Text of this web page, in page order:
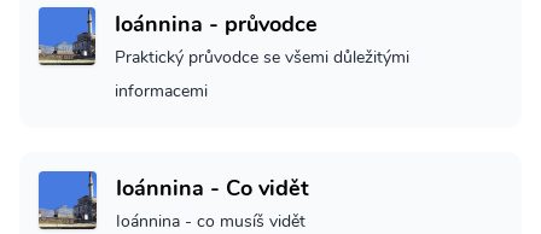
Ioánnina - průvodce
Praktický průvodce se všemi důležitými
informacemi
Ioánnina - Co vidět
Ioánnina - co musíš vidět